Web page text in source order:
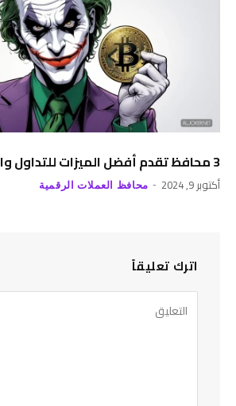
3 محافظ تقدم أفضل الميزات للتداول والاستثمار
أكتوبر 9, 2024 محافظ العملات الرقمية
اترك تعليقاً